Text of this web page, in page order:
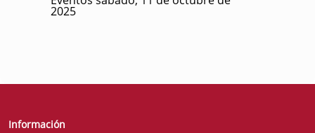
2025
Información